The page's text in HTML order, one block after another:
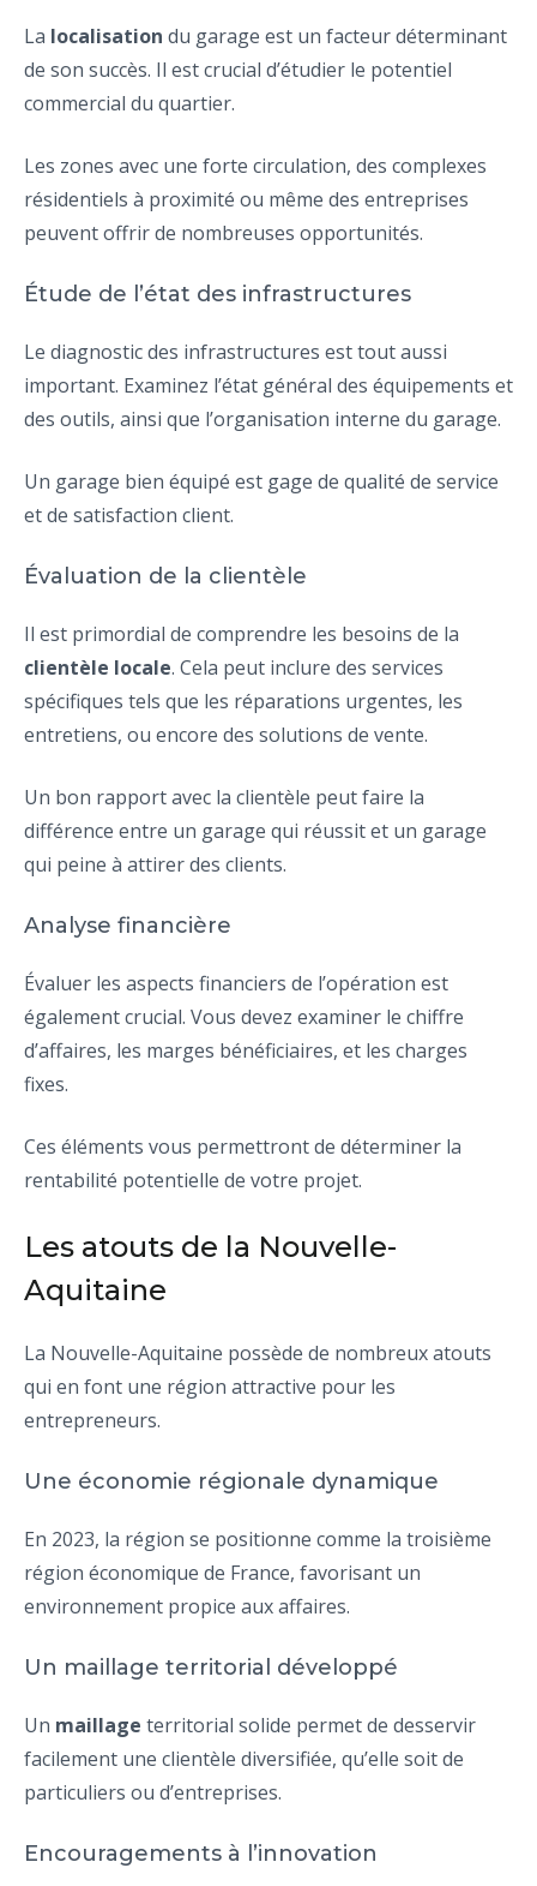
La localisation du garage est un facteur déterminant
de son succès. Il est crucial d’étudier le potentiel
commercial du quartier.
Les zones avec une forte circulation, des complexes
résidentiels à proximité ou même des entreprises
peuvent offrir de nombreuses opportunités.
Étude de l’état des infrastructures
Le diagnostic des infrastructures est tout aussi
important. Examinez l’état général des équipements et
des outils, ainsi que l’organisation interne du garage.
Un garage bien équipé est gage de qualité de service
et de satisfaction client.
Évaluation de la clientèle
Il est primordial de comprendre les besoins de la
clientèle locale. Cela peut inclure des services
spécifiques tels que les réparations urgentes, les
entretiens, ou encore des solutions de vente.
Un bon rapport avec la clientèle peut faire la
différence entre un garage qui réussit et un garage
qui peine à attirer des clients.
Analyse financière
Évaluer les aspects financiers de l’opération est
également crucial. Vous devez examiner le chiffre
d’affaires, les marges bénéficiaires, et les charges
fixes.
Ces éléments vous permettront de déterminer la
rentabilité potentielle de votre projet.
Les atouts de la Nouvelle-
Aquitaine
La Nouvelle-Aquitaine possède de nombreux atouts
qui en font une région attractive pour les
entrepreneurs.
Une économie régionale dynamique
En 2023, la région se positionne comme la troisième
région économique de France, favorisant un
environnement propice aux affaires.
Un maillage territorial développé
Un maillage territorial solide permet de desservir
facilement une clientèle diversifiée, qu’elle soit de
particuliers ou d’entreprises.
Encouragements à l’innovation